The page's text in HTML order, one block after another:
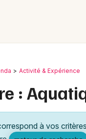
Activité & Expérience
:
à vos